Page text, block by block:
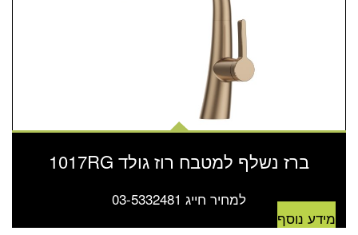
ברז נשלף למטבח רוז גולד 1017RG
למחיר חייג 03-5332481
מידע נוסף